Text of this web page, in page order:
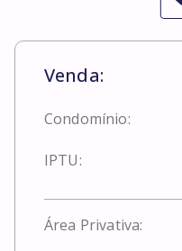
Venda:
Condomínio:
IPTU:
Área Privativa: